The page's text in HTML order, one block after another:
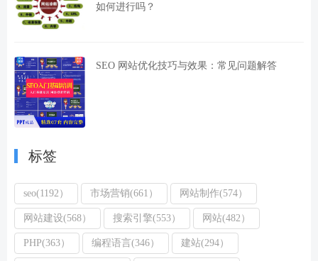
如何进行吗？
SEO 网站优化技巧与效果：常见问题解答
标签
seo(1192） 市场营销(661） 网站制作(574）
网站建设(568） 搜索引擎(553） 网站(482）
PHP(363） 编程语言(346） 建站(294）